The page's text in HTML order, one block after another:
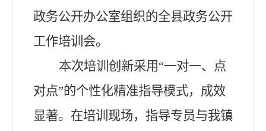
政务公开办公室组织的全县政务公开
工作培训会。
本次培训创新采用“一对一、点
对点”的个性化精准指导模式，成效
显著。在培训现场，指导专员与我镇